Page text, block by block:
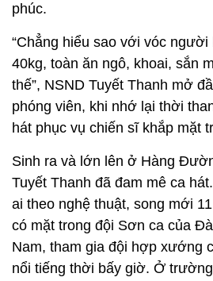
phúc.
“Chẳng hiểu sao với vóc
40kg, toàn ăn ngô, khoai, sắn
thế”, NSND Tuyết Thanh mở
phóng viên, khi nhớ lại thời
hát phục vụ chiến sĩ khắp mặt
Sinh ra và lớn lên ở Hàng
Tuyết Thanh đã đam mê ca
ai theo nghệ thuật, song mới
có mặt trong đội Sơn ca của
Nam, tham gia đội hợp xướng
nổi tiếng thời bấy giờ. Ở